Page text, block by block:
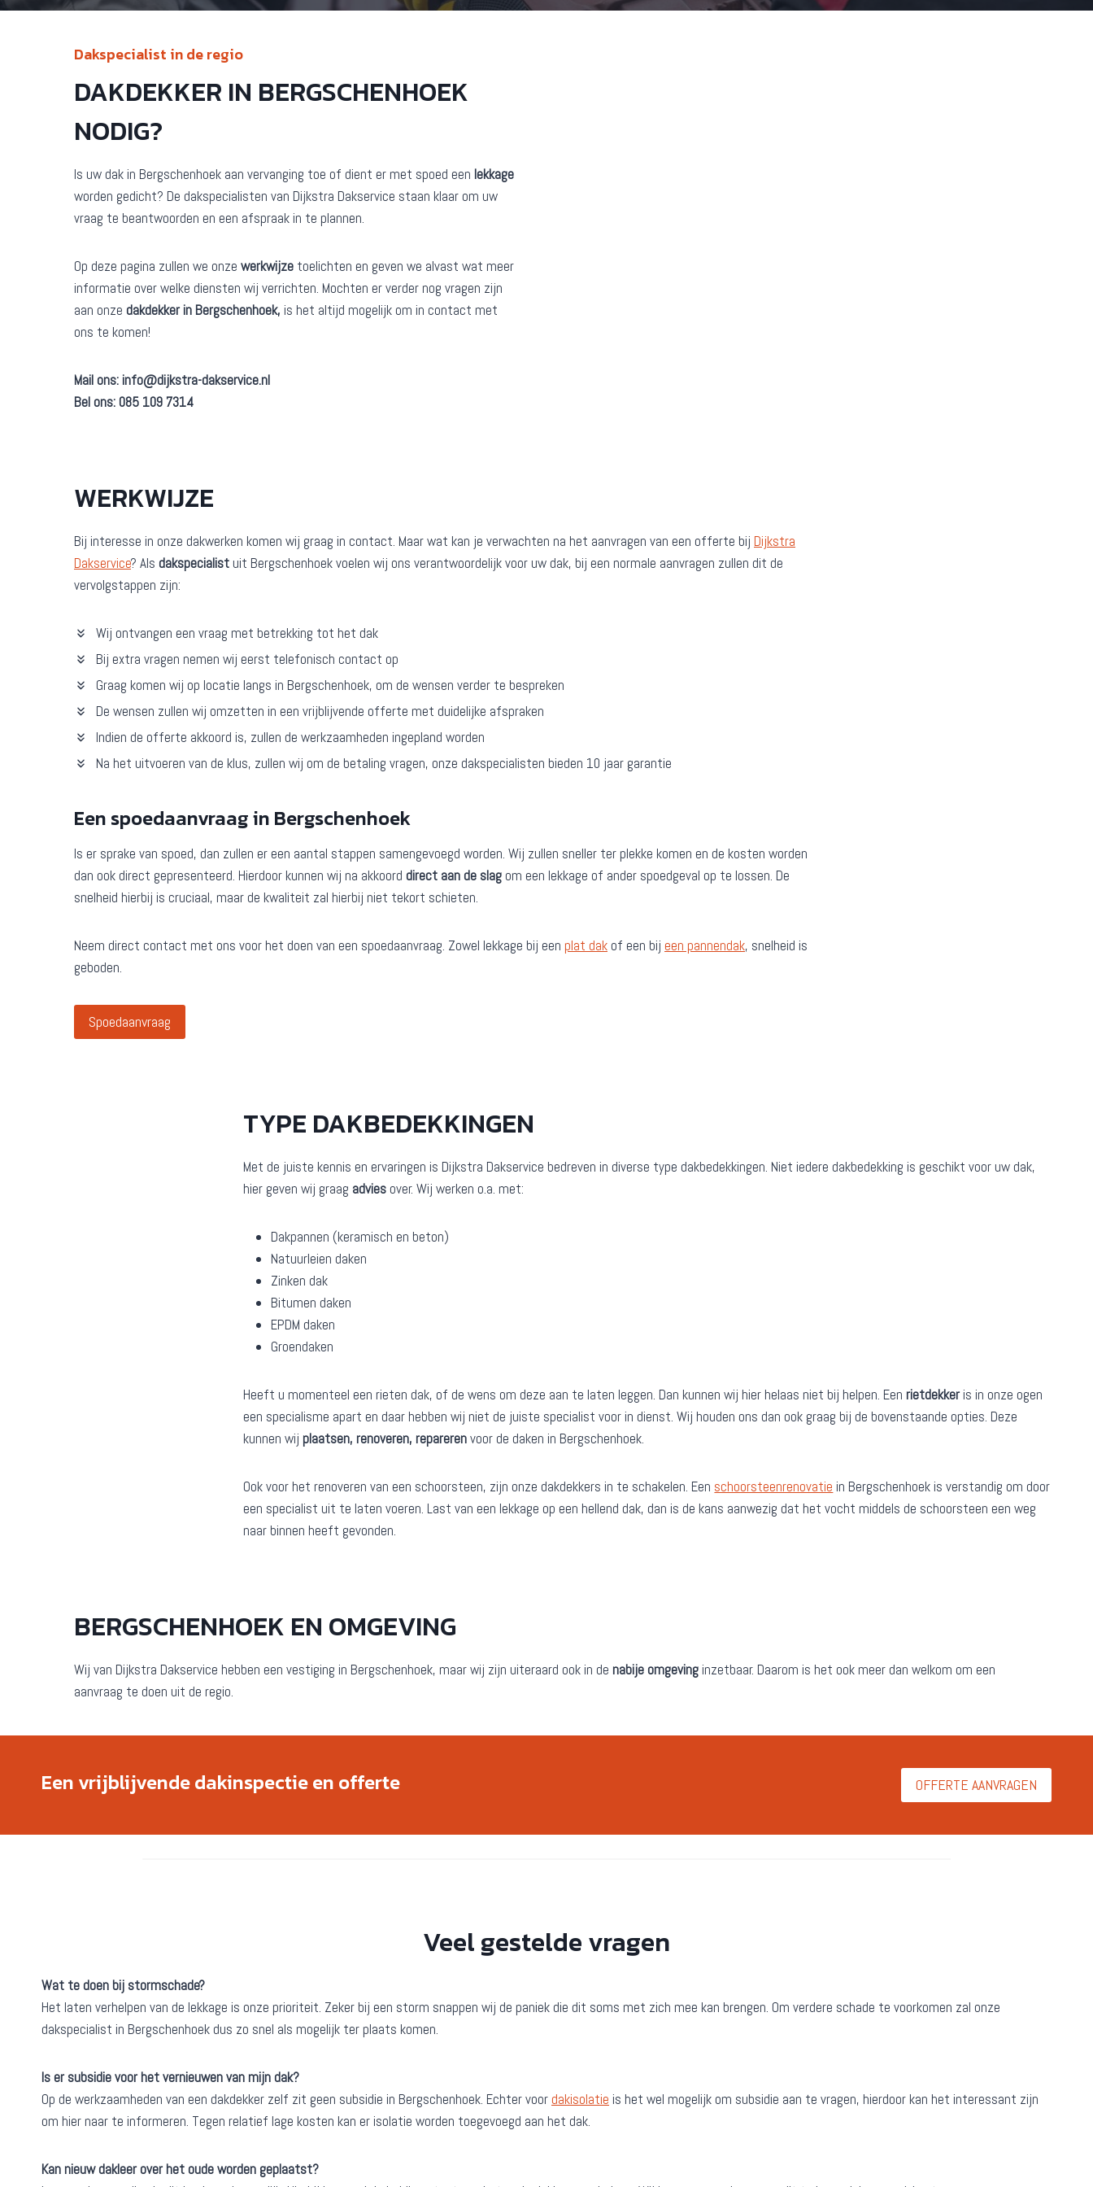
Dakspecialist in de regio
DAKDEKKER IN BERGSCHENHOEK
NODIG?
Is uw dak in Bergschenhoek aan vervanging toe of dient er met spoed een lekkage
worden gedicht? De dakspecialisten van Dijkstra Dakservice staan klaar om uw
vraag te beantwoorden en een afspraak in te plannen.
Op deze pagina zullen we onze werkwijze toelichten en geven we alvast wat meer
informatie over welke diensten wij verrichten. Mochten er verder nog vragen zijn
aan onze dakdekker in Bergschenhoek, is het altijd mogelijk om in contact met
ons te komen!
Mail ons: info@dijkstra-dakservice.nl
Bel ons: 085 109 7314
WERKWIJZE
Bij interesse in onze dakwerken komen wij graag in contact. Maar wat kan je verwachten na het aanvragen van een offerte bij Dijkstra
Dakservice? Als dakspecialist uit Bergschenhoek voelen wij ons verantwoordelijk voor uw dak, bij een normale aanvragen zullen dit de
vervolgstappen zijn:
Wij ontvangen een vraag met betrekking tot het dak
Bij extra vragen nemen wij eerst telefonisch contact op
Graag komen wij op locatie langs in Bergschenhoek, om de wensen verder te bespreken
De wensen zullen wij omzetten in een vrijblijvende offerte met duidelijke afspraken
Indien de offerte akkoord is, zullen de werkzaamheden ingepland worden
Na het uitvoeren van de klus, zullen wij om de betaling vragen, onze dakspecialisten bieden 10 jaar garantie
Een spoedaanvraag in Bergschenhoek
Is er sprake van spoed, dan zullen er een aantal stappen samengevoegd worden. Wij zullen sneller ter plekke komen en de kosten worden
dan ook direct gepresenteerd. Hierdoor kunnen wij na akkoord direct aan de slag om een lekkage of ander spoedgeval op te lossen. De
snelheid hierbij is cruciaal, maar de kwaliteit zal hierbij niet tekort schieten.
Neem direct contact met ons voor het doen van een spoedaanvraag. Zowel lekkage bij een plat dak of een bij een pannendak, snelheid is
geboden.
Spoedaanvraag
TYPE DAKBEDEKKINGEN
Met de juiste kennis en ervaringen is Dijkstra Dakservice bedreven in diverse type dakbedekkingen. Niet iedere dakbedekking is geschikt voor uw dak,
hier geven wij graag advies over. Wij werken o.a. met:
Dakpannen (keramisch en beton)
Natuurleien daken
Zinken dak
Bitumen daken
EPDM daken
Groendaken
Heeft u momenteel een rieten dak, of de wens om deze aan te laten leggen. Dan kunnen wij hier helaas niet bij helpen. Een rietdekker is in onze ogen
een specialisme apart en daar hebben wij niet de juiste specialist voor in dienst. Wij houden ons dan ook graag bij de bovenstaande opties. Deze
kunnen wij plaatsen, renoveren, reparerenvoor de daken in Bergschenhoek.
Ook voor het renoveren van een schoorsteen, zijn onze dakdekkers in te schakelen. Een schoorsteenrenovatie in Bergschenhoek is verstandig om door
een specialist uit te laten voeren. Last van een lekkage op een hellend dak, dan is de kans aanwezig dat het vocht middels de schoorsteen een weg
naar binnen heeft gevonden.
BERGSCHENHOEK EN OMGEVING
Wij van Dijkstra Dakservice hebben een vestiging in Bergschenhoek, maar wij zijn uiteraard ook in de nabije omgeving inzetbaar. Daarom is het ook meer dan welkom om een
aanvraag te doen uit de regio.
Een vrijblijvende dakinspectie en offerte OFFERTE AANVRAGEN
Veel gestelde vragen
Wat te doen bij stormschade?
Het laten verhelpen van de lekkage is onze prioriteit. Zeker bij een storm snappen wij de paniek die dit soms met zich mee kan brengen. Om verdere schade te voorkomen zal onze
dakspecialist in Bergschenhoek dus zo snel als mogelijk ter plaats komen.
Is er subsidie voor het vernieuwen van mijn dak?
Op de werkzaamheden van een dakdekker zelf zit geen subsidie in Bergschenhoek. Echter voor dakisolatie is het wel mogelijk om subsidie aan te vragen, hierdoor kan het interessant zijn
om hier naar te informeren. Tegen relatief lage kosten kan er isolatie worden toegevoegd aan het dak.
Kan nieuw dakleer over het oude worden geplaatst?